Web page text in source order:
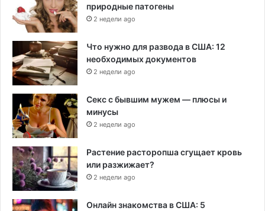
природные патогены
2 недели ago
Что нужно для развода в США: 12
необходимых документов
2 недели ago
Секс с бывшим мужем — плюсы и
минусы
2 недели ago
Растение расторопша сгущает кровь
или разжижает?
2 недели ago
Онлайн знакомства в США: 5